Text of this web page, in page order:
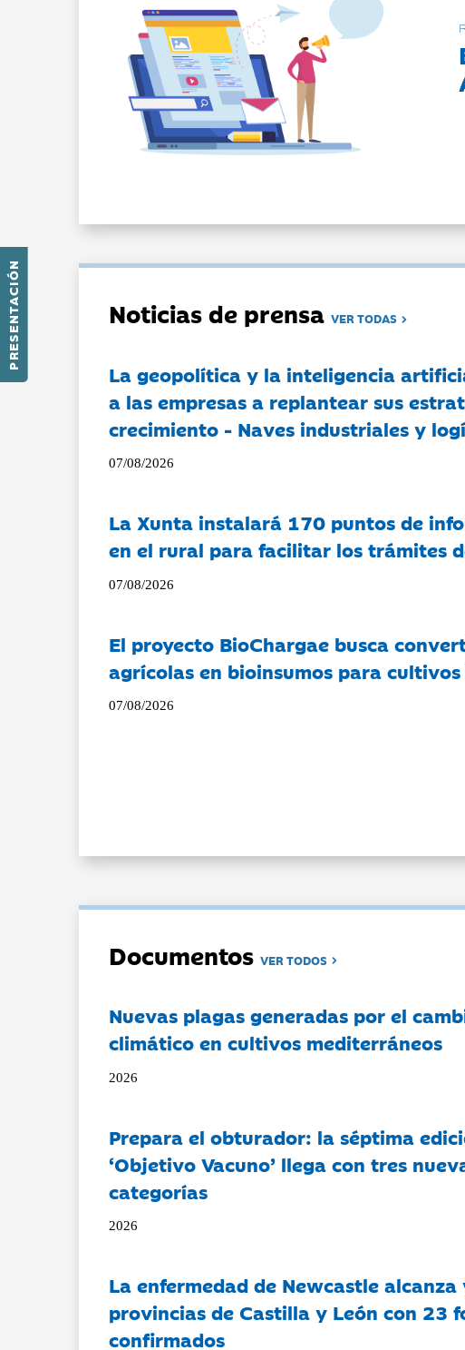
PRESENTACIÓN Noticias de prensaVER TODAS
La geopolítica y la inteligencia
a las empresas a replantear sus
crecimiento - Naves industriales y
07/08/2026
La Xunta instalará 170 puntos de
en el rural para facilitar los trámites
07/08/2026
El proyecto BioChargae busca
agrícolas en bioinsumos para cultivos
07/08/2026
DocumentosVER TODOS
Nuevas plagas generadas por el
climático en cultivos mediterráneos
2026
Prepara el obturador: la séptima
‘Objetivo Vacuno’ llega con tres
categorías
2026
La enfermedad de Newcastle alcanza
provincias de Castilla y León con 23
confirmados